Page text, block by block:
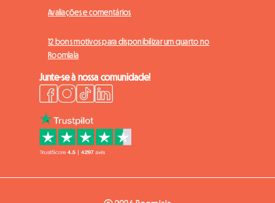
Avaliações e comentários
12 bons motivos para disponibilizar um quarto no
Roomlala
Junte-se à nossa comunidade!